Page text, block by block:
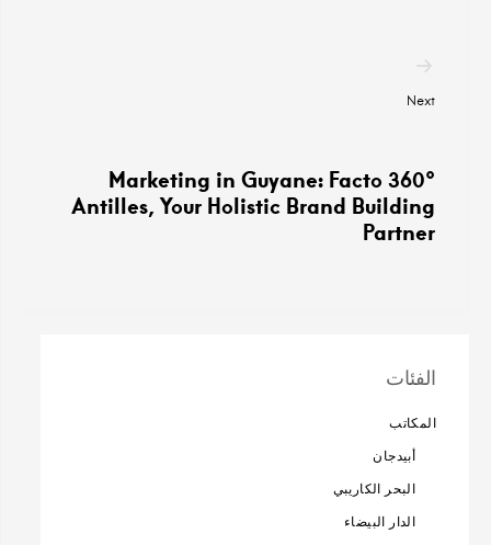
Next
360° Marketing in Guyane: Facto
Antilles, Your Holistic Brand Building
Partner
الفئات
المكاتب
أبيدجان
البحر الكاريبي
الدار البيضاء